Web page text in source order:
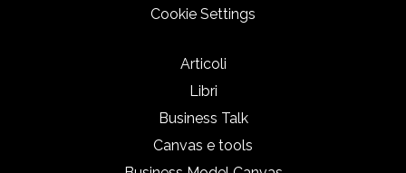
Cookie Settings
Articoli
Libri
Business Talk
Canvas e tools